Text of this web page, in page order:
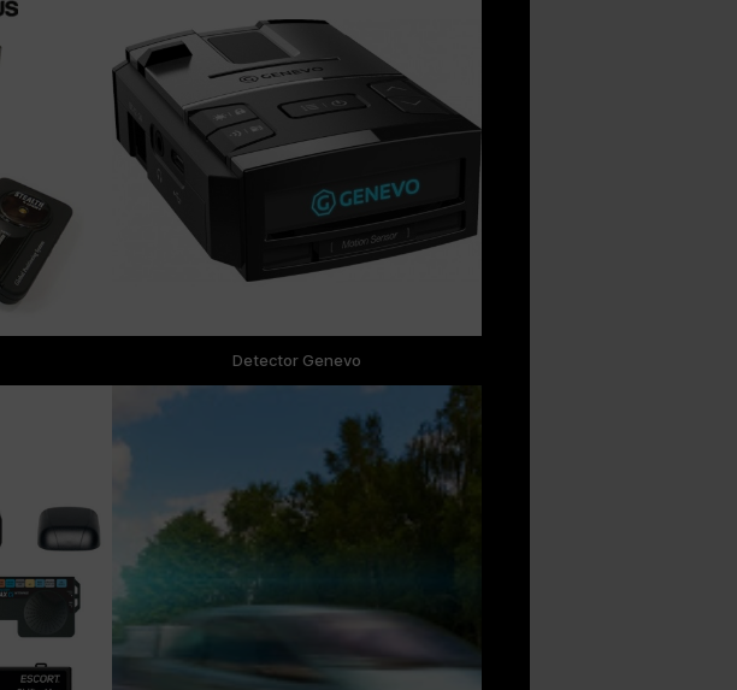
Detector Genevo